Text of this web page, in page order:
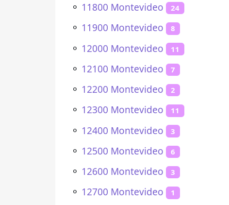
⚬ 11800 Montevideo 24
⚬ 11900 Montevideo 8
⚬ 12000 Montevideo 11
⚬ 12100 Montevideo 7
⚬ 12200 Montevideo 2
⚬ 12300 Montevideo 11
⚬ 12400 Montevideo 3
⚬ 12500 Montevideo 6
⚬ 12600 Montevideo 3
⚬ 12700 Montevideo 1